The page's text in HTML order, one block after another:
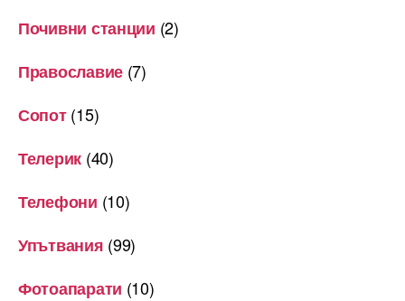
Почивни станции (2)
Православие (7)
Сопот(15)
Телерик (40)
Телефони (10)
Упътвания (99)
Фотоапарати (10)